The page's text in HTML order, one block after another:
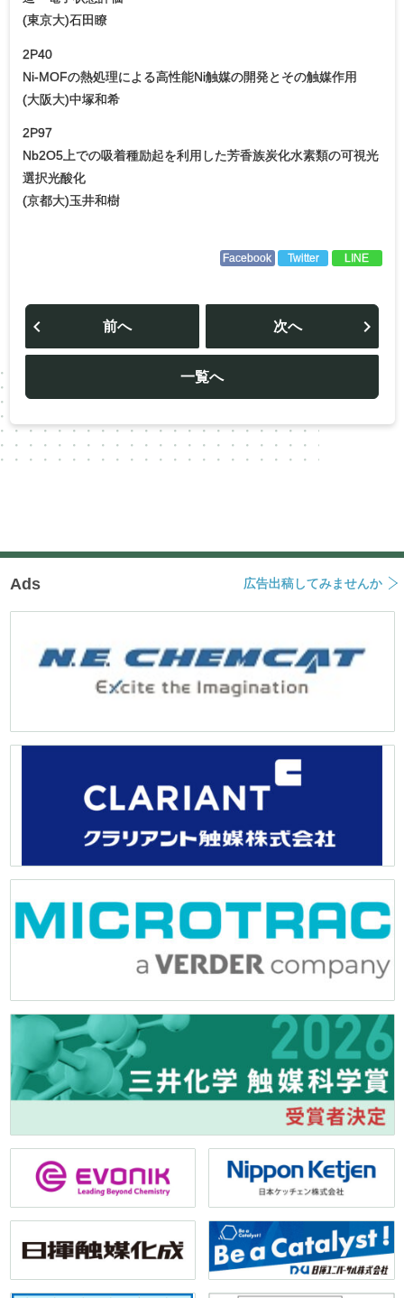
(東京大)石田瞭
2P40
Ni-MOFの熱処理による高性能Ni触媒の開発とその触媒作用
(大阪大)中塚和希
2P97
Nb2O5上での吸着種励起を利用した芳香族炭化水素類の可視光
選択光酸化
(京都大)玉井和樹
Facebook Twitter LINE
投
ビ
ー
シ
ョ
前へ
一覧へ
次へ
Ads 広告出稿してみませんか